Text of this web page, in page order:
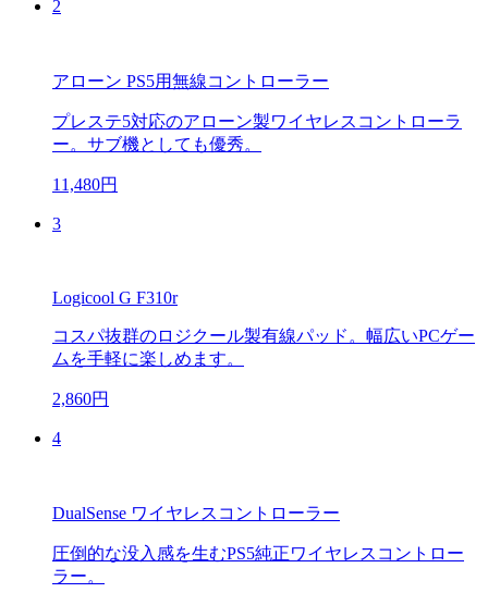
2
アローン PS5用無線コントローラー
プレステ5対応のアローン製ワイヤレスコントローラ
ー。サブ機としても優秀。
11,480円
3
Logicool G F310r
コスパ抜群のロジクール製有線パッド。幅広いPCゲー
ムを手軽に楽しめます。
2,860円
4
DualSense ワイヤレスコントローラー
圧倒的な没入感を生むPS5純正ワイヤレスコントロー
ラー。